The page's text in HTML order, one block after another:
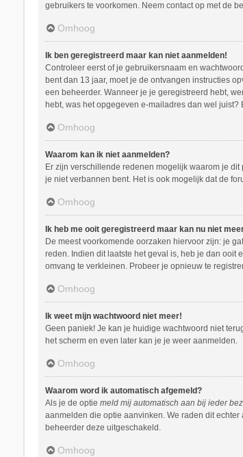
gebruikers te voorkomen. Neem contact op met de
Omhoog
Ik ben geregistreerd maar kan niet aanmelden!
Controleer eerst of je gebruikersnaam en
bent dan 13 jaar, moet je de ontvangen instructies
een beheerder. Wanneer je je geregistreerd hebt,
hebt, was het opgegeven e-mailadres dan wel
Omhoog
Waarom kan ik niet aanmelden?
Er zijn verschillende redenen mogelijk waarom je
je niet verbannen bent. Het is ook mogelijk dat de
Omhoog
Ik heb me ooit geregistreerd maar kan nu niet
De meest voorkomende oorzaken hiervoor zijn: je
reden. Indien dit laatste het geval is, heb je dan ooit
omvang te verkleinen. Probeer je opnieuw te
Omhoog
Ik weet mijn wachtwoord niet meer!
Geen paniek! Je kan je huidige wachtwoord niet
het scherm en even later kan je je weer aanmelden.
Omhoog
Waarom word ik automatisch afgemeld?
Als je de optie meld mij automatisch aan bij ieder
aanmelden die optie aanvinken. We raden dit
beheerder deze uitgeschakeld.
Omhoog